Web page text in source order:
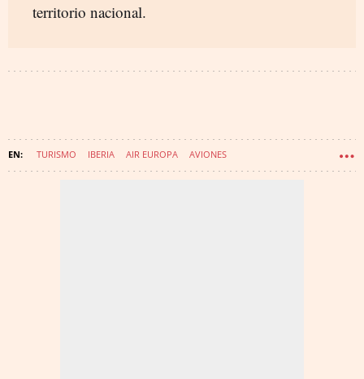
territorio nacional.
TURISMO IBERIA AIR EUROPA AVIONES